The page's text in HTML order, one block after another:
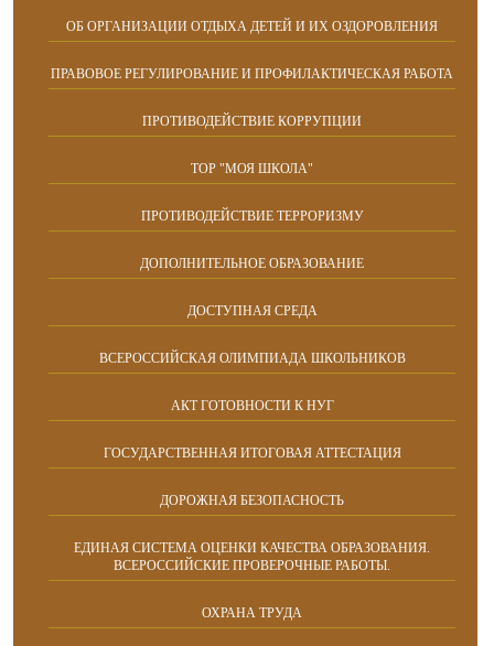
ОБ ОРГАНИЗАЦИИ ОТДЫХА ДЕТЕЙ И ИХ ОЗДОРОВЛЕНИЯ
ПРАВОВОЕ РЕГУЛИРОВАНИЕ И ПРОФИЛАКТИЧЕСКАЯ РАБОТА
ПРОТИВОДЕЙСТВИЕ КОРРУПЦИИ
ТОР "МОЯ ШКОЛА"
ПРОТИВОДЕЙСТВИЕ ТЕРРОРИЗМУ
ДОПОЛНИТЕЛЬНОЕ ОБРАЗОВАНИЕ
ДОСТУПНАЯ СРЕДА
ВСЕРОССИЙСКАЯ ОЛИМПИАДА ШКОЛЬНИКОВ
АКТ ГОТОВНОСТИ К НУГ
ГОСУДАРСТВЕННАЯ ИТОГОВАЯ АТТЕСТАЦИЯ
ДОРОЖНАЯ БЕЗОПАСНОСТЬ
ЕДИНАЯ СИСТЕМА ОЦЕНКИ КАЧЕСТВА ОБРАЗОВАНИЯ.
ВСЕРОССИЙСКИЕ ПРОВЕРОЧНЫЕ РАБОТЫ.
ОХРАНА ТРУДА